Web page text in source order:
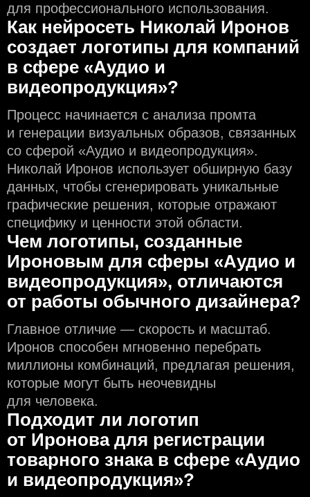
для профессионального использования.
Как нейросеть Николай Иронов
создаeт логотипы для компаний
в сфере «Аудио и
видеопродукция»?
Процесс начинается с анализа промта
и генерации визуальных образов, связанных
со сферой «Аудио и видеопродукция».
Николай Иронов использует обширную базу
данных, чтобы сгенерировать уникальные
графические решения, которые отражают
специфику и ценности этой области.
Чем логотипы, созданные
Ироновым для сферы «Аудио и
видеопродукция», отличаются
от работы обычного дизайнера?
Главное отличие — скорость и масштаб.
Иронов способен мгновенно перебрать
миллионы комбинаций, предлагая решения,
которые могут быть неочевидны
для человека.
Подходит ли логотип
от Иронова для регистрации
товарного знака в сфере «Аудио
и видеопродукция»?